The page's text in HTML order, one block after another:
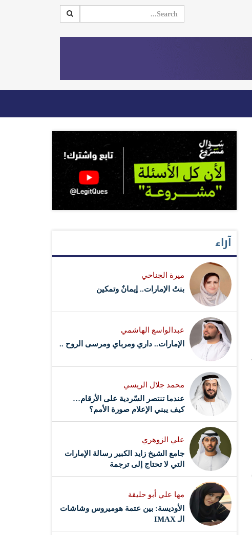
آراء
ميرة الجناحي
بنتُ الإمارات.. إيمانٌ وتمكين
عبدالواسع الهاشمي
الإمارات.. داري ومرباي ومرسى الروح ..
محمد جلال الريسي
عندما تنتصر السّردية على الأرقام…
كيف يبني الإعلام صورة الأمم؟
علي الزوهري
جامع الشيخ زايد الكبير رسالة الإمارات
التي لا تحتاج إلى ترجمة
مها علي أبو حليقة
الأوديسة: بين عتمة هوميروس وشاشات
الـ IMAX